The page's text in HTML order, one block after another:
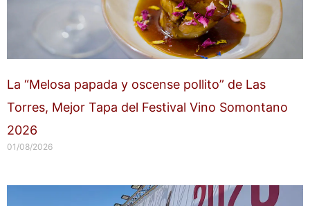
La “Melosa papada y oscense pollito” de Las
Torres, Mejor Tapa del Festival Vino Somontano
2026
01/08/2026